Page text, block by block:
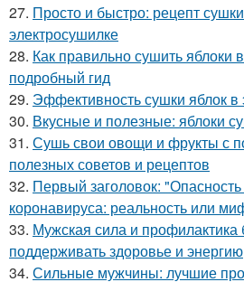
27. Просто и быстро: рецепт
электросушилке
28. Как правильно сушить яблоки
подробный гид
29. Эффективность сушки яблок в
30. Вкусные и полезные: яблоки
31. Сушь свои овощи и фрукты с
полезных советов и рецептов
32. Первый заголовок:
коронавируса: реальность или
33. Мужская сила и профилактика
поддерживать здоровье и энергию
34. Сильные мужчины: лучшие